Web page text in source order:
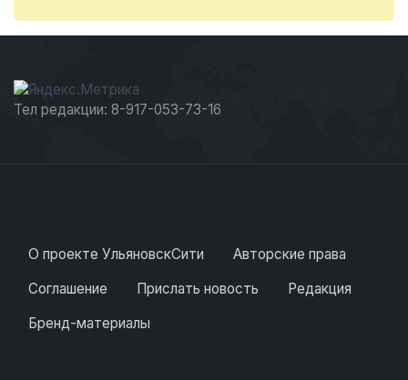
Тел редакции: 8-917-053-73-16
О проекте УльяновскСити
Авторские права
Соглашение
Прислать новость
Редакция
Бренд-материалы